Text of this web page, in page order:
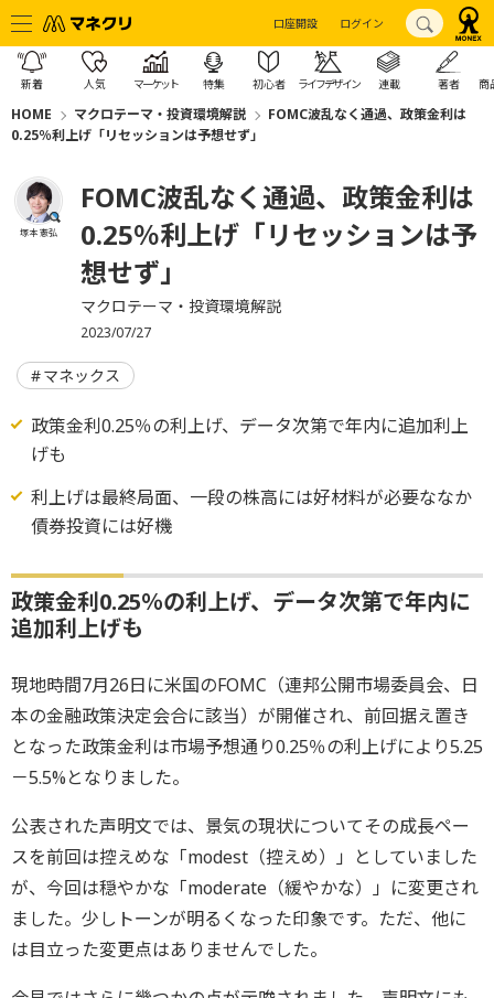
口座開設 ログイン
新着 人気 マーケット 特集 初心者 ライフデザイン 連載 著者 商
HOME マクロテーマ・投資環境解説
FOMC波乱なく通過、政策金利は
0.25％利上げ「リセッションは予想せず」
塚本 憲弘
FOMC波乱なく通過、政策金利は
0.25％利上げ「リセッションは予
想せず」
マクロテーマ・投資環境解説
2023/07/27
マネックス
政策金利0.25％の利上げ、データ次第で年内に追加利上
げも
利上げは最終局面、一段の株高には好材料が必要ななか
債券投資には好機
政策金利0.25％の利上げ、データ次第で年内に
追加利上げも
現地時間7月26日に米国のFOMC（連邦公開市場委員会、日
本の金融政策決定会合に該当）が開催され、前回据え置き
となった政策金利は市場予想通り0.25％の利上げにより5.25
－5.5%となりました。
公表された声明文では、景気の現状についてその成長ペー
スを前回は控えめな「modest（控えめ）」としていました
が、今回は穏やかな「moderate（緩やかな）」に変更され
ました。少しトーンが明るくなった印象です。ただ、他に
は目立った変更点はありませんでした。